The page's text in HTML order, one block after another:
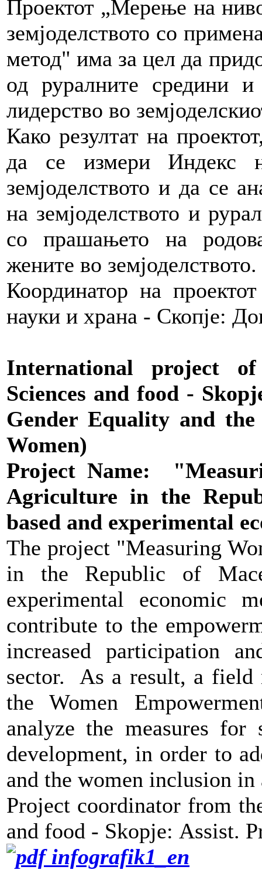
Проектот „Мерење на
земјоделството со
метод" има за цел да
од руралните средини
лидерство во
Како резултат на
да се измери Индекс
земјоделството и да се
на земјоделството и
со прашањето на
жените во
Координатор на
науки и храна - Скопје:
International project
Sciences and food -
Gender Equality and
Women)
Project Name:
Agriculture in the
based and experimental
The project "Measuring
in the Republic of
experimental economic
contribute to the
increased participation
sector. As a result, a field
the Women
analyze the measures
development, in order to
and the women inclusion
Project coordinator from
and food - Skopje: Assist.
infografik1_en